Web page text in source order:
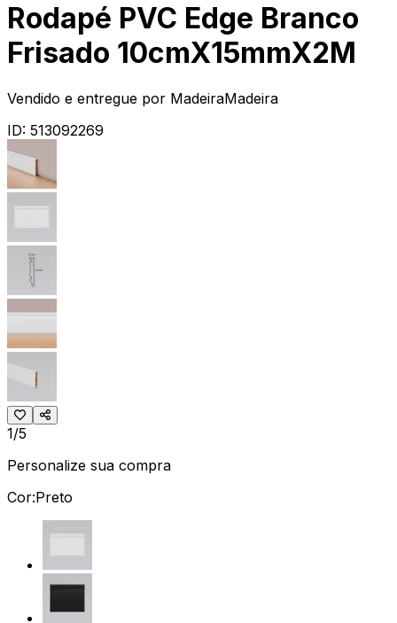
Rodapé PVC Edge Branco
Frisado 10cmX15mmX2M
Vendido e entregue por MadeiraMadeira
ID: 513092269
1/5
Personalize sua compra
Cor:Preto